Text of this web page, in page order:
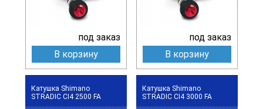
под заказ
В корзину
под заказ
В корзину
Катушка Shimano
STRADIC CI4 2500 FA
Катушка Shimano
STRADIC CI4 3000 FA